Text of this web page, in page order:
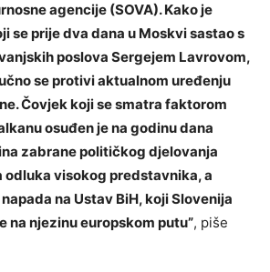
agencije (SOVA). Kako je
se prije dva dana u Moskvi sastao s
poslova Sergejem Lavrovom,
se protivi aktualnom uređenju
Čovjek koji se smatra faktorom
osuđen je na godinu dana
zabrane političkog djelovanja
visokog predstavnika, a
na Ustav BiH, koji Slovenija
na njezinu europskom putu”, piše